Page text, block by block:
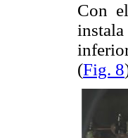
Con
(Fig. 8